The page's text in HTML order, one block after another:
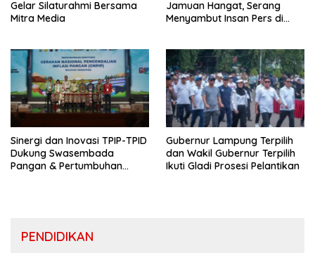
Gelar Silaturahmi Bersama
Mitra Media
Jamuan Hangat, Serang
Menyambut Insan Pers di
Sinergi dan Inovasi TPIP-TPID
Dukung Swasembada
Pangan & Pertumbuhan
Gubernur Lampung Terpilih
dan Wakil Gubernur Terpilih
Ikuti Gladi Prosesi Pelantikan
PENDIDIKAN